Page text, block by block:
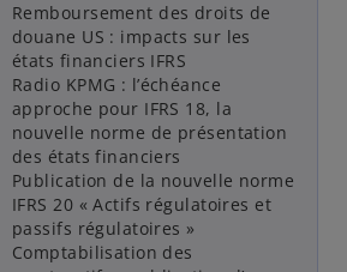
Remboursement des droits de
douane US : impacts sur les
états financiers IFRS
Radio KPMG : l’échéance
approche pour IFRS 18, la
nouvelle norme de présentation
des états financiers
Publication de la nouvelle norme
IFRS 20 « Actifs régulatoires et
passifs régulatoires »
Comptabilisation des